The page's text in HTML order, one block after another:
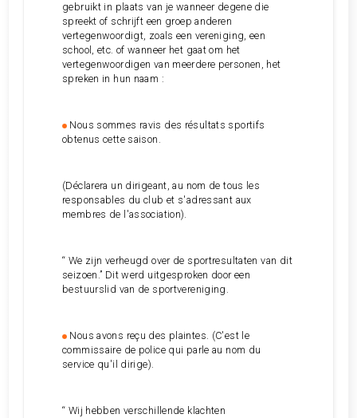
gebruikt in plaats van je wanneer degene die
spreekt of schrijft een groep anderen
vertegenwoordigt, zoals een vereniging, een
school, etc. of wanneer het gaat om het
vertegenwoordigen van meerdere personen, het
spreken in hun naam :
Nous sommes ravis des résultats sportifs
obtenus cette saison.
(Déclarera un dirigeant, au nom de tous les
responsables du club et s'adressant aux
membres de l'association).
“ We zijn verheugd over de sportresultaten van dit
seizoen.” Dit werd uitgesproken door een
bestuurslid van de sportvereniging.
Nous avons reçu des plaintes. (C'est le
commissaire de police qui parle au nom du
service qu'il dirige).
“ Wij hebben verschillende klachten